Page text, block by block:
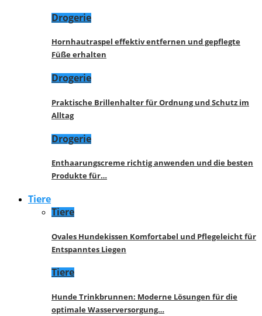
Drogerie
Hornhautraspel effektiv entfernen und gepflegte
Füße erhalten
Drogerie
Praktische Brillenhalter für Ordnung und Schutz im
Alltag
Drogerie
Enthaarungscreme richtig anwenden und die besten
Produkte für…
Tiere
Tiere
Ovales Hundekissen Komfortabel und Pflegeleicht für
Entspanntes Liegen
Tiere
Hunde Trinkbrunnen: Moderne Lösungen für die
optimale Wasserversorgung…